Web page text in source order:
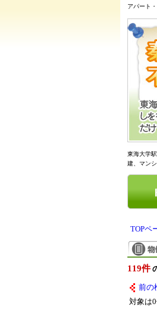
アパート
東海大学
建、マン
TOPペ
119件
前の
対象は